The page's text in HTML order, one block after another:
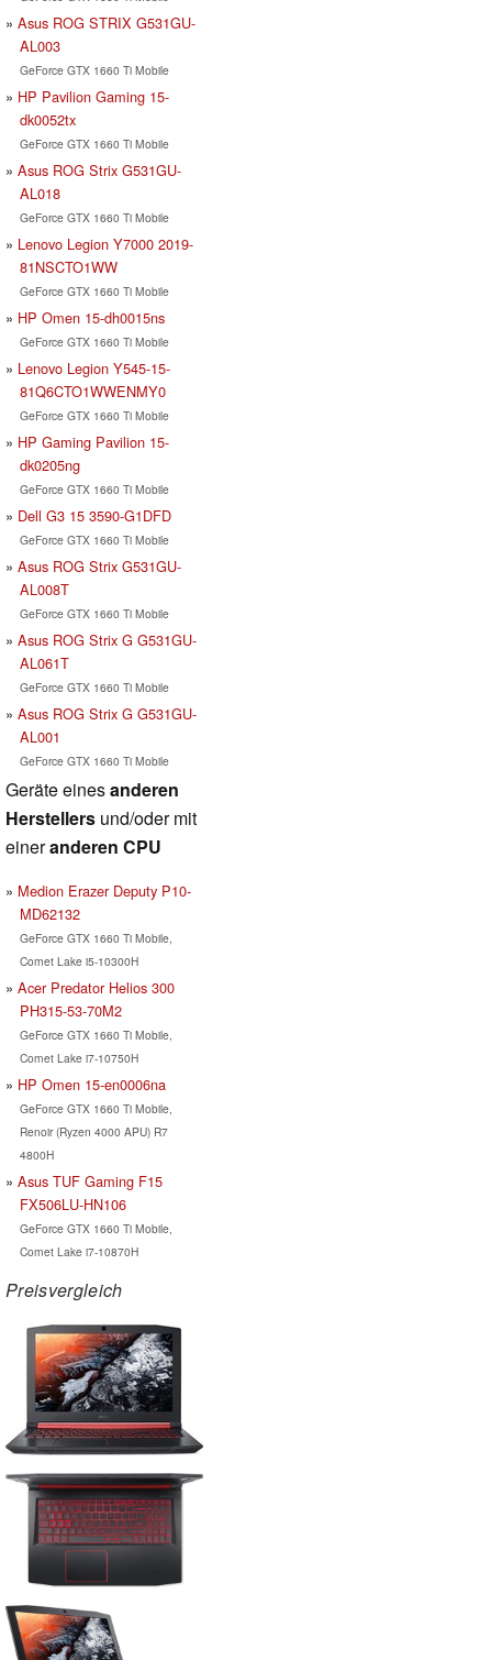
Asus ROG STRIX G531GU-
AL003
GeForce GTX 1660 Ti Mobile
HP Pavilion Gaming 15-
dk0052tx
GeForce GTX 1660 Ti Mobile
Asus ROG Strix G531GU-
AL018
GeForce GTX 1660 Ti Mobile
Lenovo Legion Y7000 2019-
81NSCTO1WW
GeForce GTX 1660 Ti Mobile
HP Omen 15-dh0015ns
GeForce GTX 1660 Ti Mobile
Lenovo Legion Y545-15-
81Q6CTO1WWENMY0
GeForce GTX 1660 Ti Mobile
HP Gaming Pavilion 15-
dk0205ng
GeForce GTX 1660 Ti Mobile
Dell G3 15 3590-G1DFD
GeForce GTX 1660 Ti Mobile
Asus ROG Strix G531GU-
AL008T
GeForce GTX 1660 Ti Mobile
Asus ROG Strix G G531GU-
AL061T
GeForce GTX 1660 Ti Mobile
Asus ROG Strix G G531GU-
AL001
GeForce GTX 1660 Ti Mobile
Geräte einesanderen
Herstellers und/oder mit
eineranderen CPU
Medion Erazer Deputy P10-
MD62132
GeForce GTX 1660 Ti Mobile,
Comet Lake i5-10300H
Acer Predator Helios 300
PH315-53-70M2
GeForce GTX 1660 Ti Mobile,
Comet Lake i7-10750H
HP Omen 15-en0006na
GeForce GTX 1660 Ti Mobile,
Renoir (Ryzen 4000 APU) R7
4800H
Asus TUF Gaming F15
FX506LU-HN106
GeForce GTX 1660 Ti Mobile,
Comet Lake i7-10870H
Preisvergleich